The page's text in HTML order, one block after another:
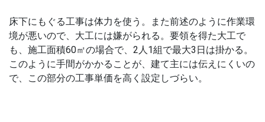
床下にもぐる工事は体力を使う。また前述のように作業環
境が悪いので、大工には嫌がられる。要領を得た大工で
も、施工面積60㎡の場合で、2人1組で最大3日は掛かる。
このように手間がかかることが、建て主には伝えにくいの
で、この部分の工事単価を高く設定しづらい。